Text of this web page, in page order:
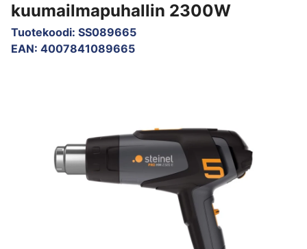
kuumailmapuhallin 2300W
Tuotekoodi: SS089665
EAN: 4007841089665